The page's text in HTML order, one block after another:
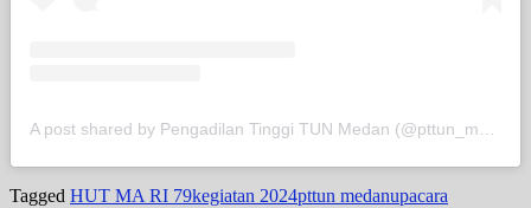
Tagged HUT MA RI 79kegiatan 2024pttun medanupacara